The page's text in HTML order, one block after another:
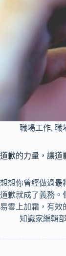
職場工作, 職
道歉的力量，讓道
想想你曾經做過最
道歉就成了義務。
易雪上加霜，有
知識家編輯部